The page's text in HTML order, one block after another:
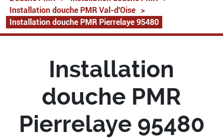
Installation douche PMR Val-d'Oise
>
Installation douche PMR Pierrelaye 95480
Installation
douche PMR
Pierrelaye 95480